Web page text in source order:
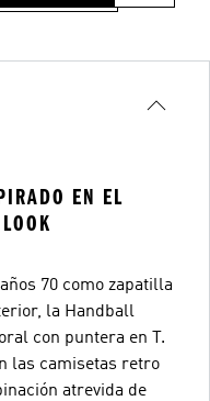
EN EL
70 como zapatilla
la Handball
con puntera en T.
las camisetas retro
atrevida de